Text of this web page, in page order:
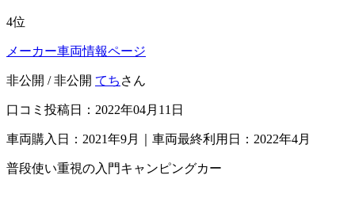
4位
メーカー車両情報ページ
非公開 / 非公開 てち さん
口コミ投稿日：2022年04月11日
車両購入日：2021年9月｜車両最終利用日：2022年4月
普段使い重視の入門キャンピングカー